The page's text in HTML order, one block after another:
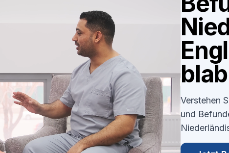
Verstehen
und